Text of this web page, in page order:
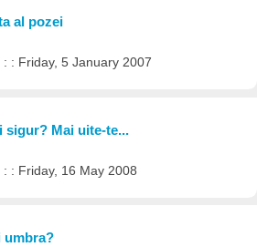
al pozei
: : Friday, 5 January 2007
sigur? Mai uite-te...
: : Friday, 16 May 2008
umbra?